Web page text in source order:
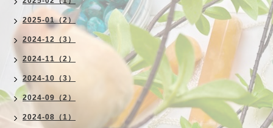
2025-01（2）
2024-12（3）
2024-11（2）
2024-10（3）
2024-09（2）
2024-08（1）